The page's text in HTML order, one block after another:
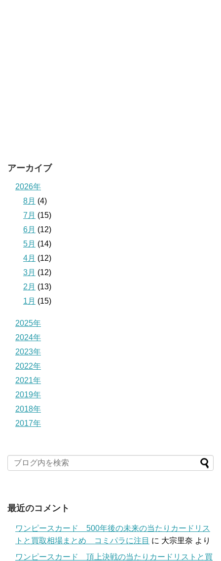
アーカイブ
2026年
8月 (4)
7月 (15)
6月 (12)
5月 (14)
4月 (12)
3月 (12)
2月 (13)
1月 (15)
2025年
2024年
2023年
2022年
2021年
2019年
2018年
2017年
最近のコメント
ワンピースカード 500年後の未来の当たりカードリス
トと買取相場まとめ コミパラに注目 に 大宗里奈 より
ワンピースカード 頂上決戦の当たりカードリストと買